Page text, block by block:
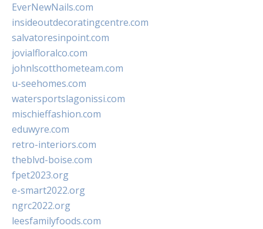
EverNewNails.com
insideoutdecoratingcentre.com
salvatoresinpoint.com
jovialfloralco.com
johnlscotthometeam.com
u-seehomes.com
watersportslagonissi.com
mischieffashion.com
eduwyre.com
retro-interiors.com
theblvd-boise.com
fpet2023.org
e-smart2022.org
ngrc2022.org
leesfamilyfoods.com